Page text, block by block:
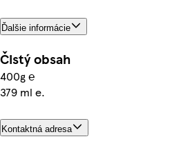
Ďalšie informácie
Čistý obsah
400g ℮
379 ml e.
Kontaktná adresa